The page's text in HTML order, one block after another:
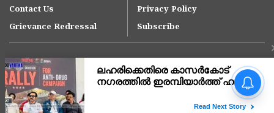
Contact Us
Privacy Policy
Grievance Redressal
Subscribe
നീലേശ്വരം നഗരസഭയിലെ
ആനച്ചാൽ-ഉച്ചൂളിക്കുതിർ
പരിഹരിക്കാൻ ഇടപെടൽ;